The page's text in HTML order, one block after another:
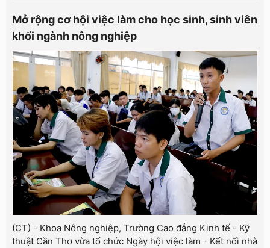
Mở rộng cơ hội việc làm cho học sinh, sinh viên
khối ngành nông nghiệp
(CT) - Khoa Nông nghiệp, Trường Cao đẳng Kinh tế - Kỹ
thuật Cần Thơ vừa tổ chức Ngày hội việc làm - Kết nối nhà